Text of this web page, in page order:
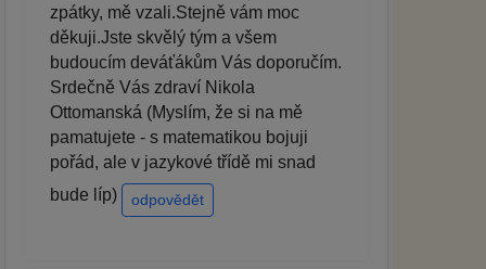
zpátky, mě vzali.Stejně vám moc
děkuji.Jste skvělý tým a všem
budoucím deváťákům Vás doporučím.
Srdečně Vás zdraví Nikola
Ottomanská (Myslím, že si na mě
pamatujete - s matematikou bojuji
pořád, ale v jazykové třídě mi snad
bude líp)
odpovědět